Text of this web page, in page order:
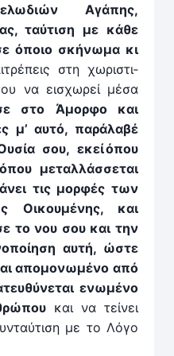
Αγάπης,
ταύτιση με κάθε
όποιο σκήνωμα κι
στη χωριστι­
να εισ­χωρεί μέσα
στο Άμορφο και
μ’ αυτό, παράλαβέ
σου, εκεί όπου
μεταλ­λάσ­σεται
τις μορφές των
Οικουμένης, και
το νου σου και την
αυτή, ώστε
απομονωμένο από
ενωμένο
και να τείνει
με το Λόγο